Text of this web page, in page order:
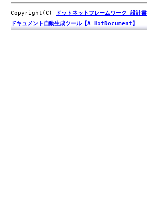
Copyright(C) ドットネットフレームワーク 設計書
ドキュメント自動生成ツール【A HotDocument】